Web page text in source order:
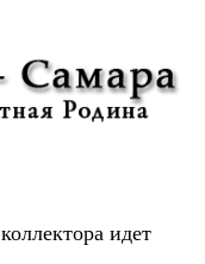
идет